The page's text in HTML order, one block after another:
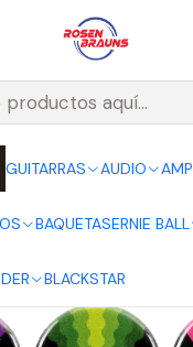
GUITARRAS AUDIO
BAQUETASERNIE BALL
BLACKSTAR
$25.000 en Santiago
el despacho!
Ver Detalles
ERNIE BALL
MERCH ERNIE
Rock n' Roll Surtidas